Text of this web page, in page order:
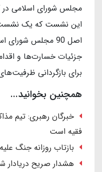
این نشست که یک نشست
اصل 90 مجلس
جزئیات خسارت‌ها و
برای بازگردانی
همچنین بخوانید...
خبرگان رهبری: تیم
فقیه است
بازتاب روزانه جنگ
هشدار صریح دریادار